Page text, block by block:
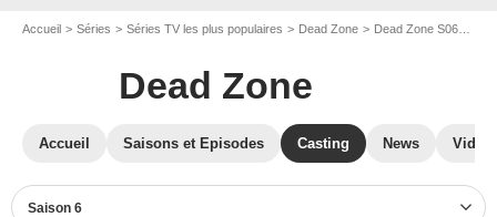
Accueil Séries Séries TV les plus populaires Dead Zone Dead Zone S06
Dead Zone
Accueil Saisons et Episodes Casting News
Saison 6